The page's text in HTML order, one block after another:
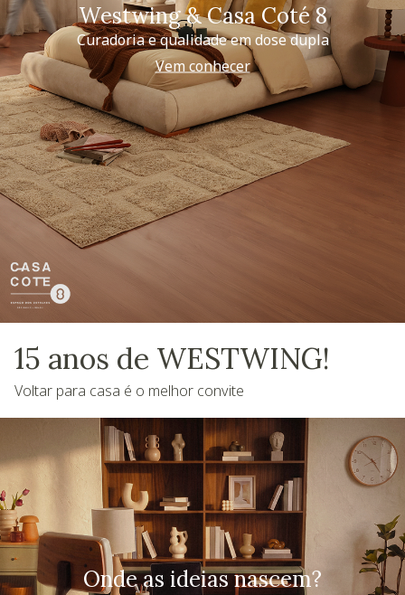
Westwing & Casa Coté 8
Curadoria e qualidade em dose dupla
Vem conhecer
15 anos de WESTWING!
Voltar para casa é o melhor convite
Onde as ideias nascem?